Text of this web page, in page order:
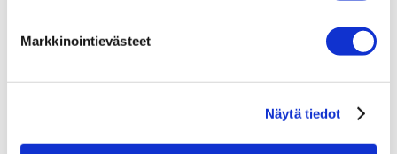
Markkinointievästeet
Näytä tiedot
65,00€